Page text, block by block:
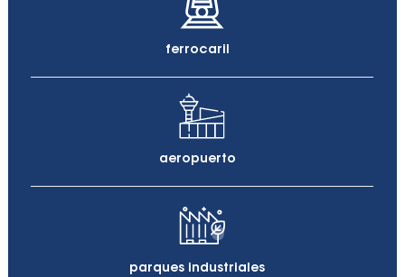
ferrocaril
aeropuerto
parques industriales